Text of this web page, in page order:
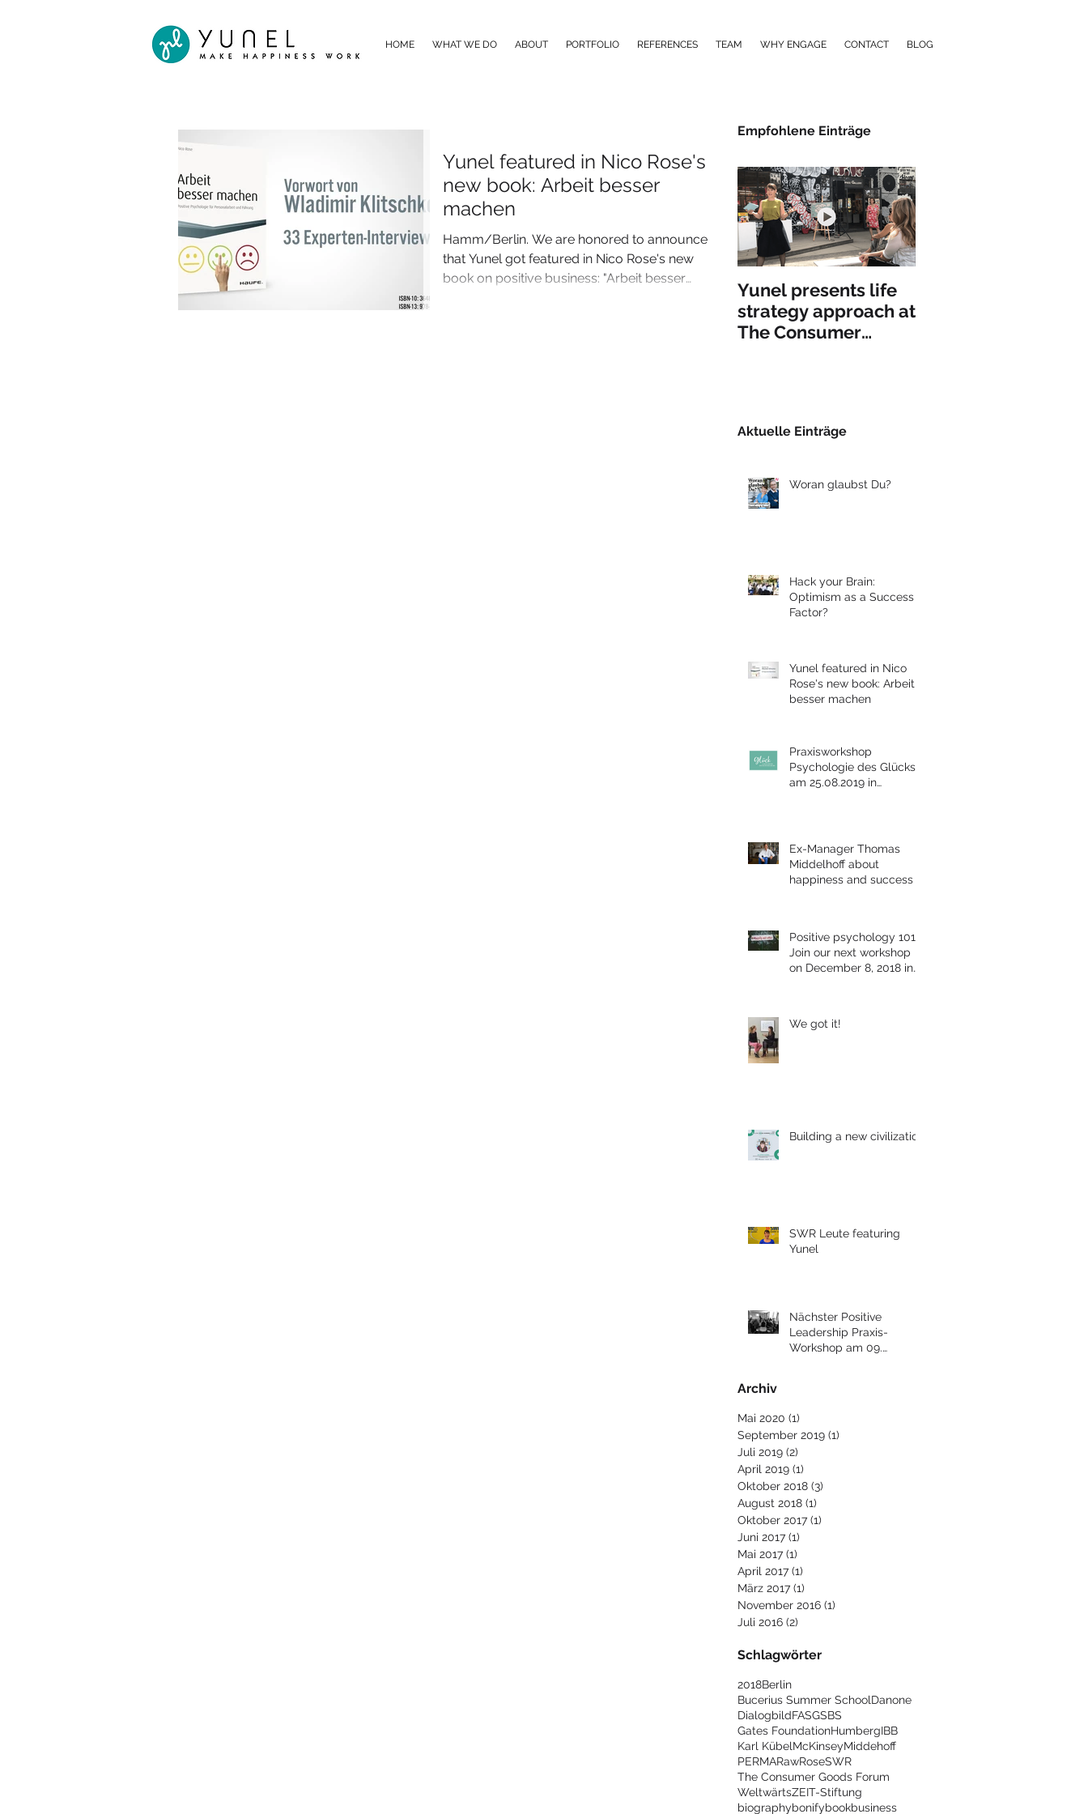
HOME WHAT WE DO ABOUT PORTFOLIO REFERENCES TEAM WHY ENGAGE CONTACT BLOG
Yunel featured in Nico Rose's
new book: Arbeit besser
machen
Hamm/Berlin. We are honored to announce
that Yunel got featured in Nico Rose's new
book on positive business: "Arbeit besser
Empfohlene Einträge
Yunel presents life
strategy approach at
The Consumer
Aktuelle Einträge
Woran glaubst Du?
Hack your Brain:
Optimism as a Success
Factor?
Yunel featured in Nico
Rose's new book: Arbeit
besser machen
Praxisworkshop
Psychologie des Glücks
am 25.08.2019 in
Ex-Manager Thomas
Middelhoff about
happiness and success
Positive psychology 101:
Join our next workshop
on December 8, 2018 in
We got it!
Building a new civilization
SWR Leute featuring
Yunel
Nächster Positive
Leadership Praxis-
Workshop am 09.
Archiv
Mai 2020 (1)
September 2019 (1)
Juli 2019 (2)
April 2019 (1)
Oktober 2018 (3)
August 2018 (1)
Oktober 2017 (1)
Juni 2017 (1)
Mai 2017 (1)
April 2017 (1)
März 2017 (1)
November 2016 (1)
Juli 2016 (2)
Schlagwörter
2018Berlin
Bucerius Summer SchoolDanone
DialogbildFASGSBS
Gates FoundationHumbergIBB
Karl KübelMcKinseyMiddehoff
PERMARawRoseSWR
The Consumer Goods Forum
WeltwärtsZEIT-Stiftung
biographybonifybookbusiness